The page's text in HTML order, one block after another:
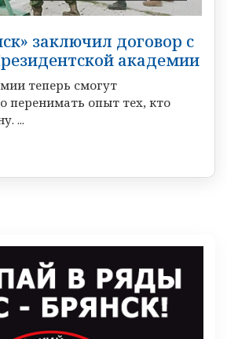
заключил договор с
академии
теперь смогут
перенимать опыт тех, кто
...